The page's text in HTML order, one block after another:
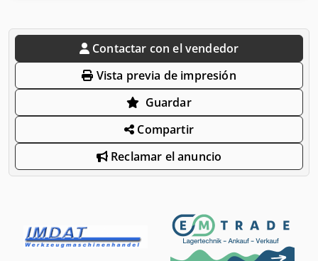
Contactar con el vendedor
Vista previa de impresión
Guardar
Compartir
Reclamar el anuncio